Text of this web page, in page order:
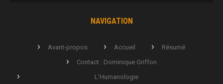
NAVIGATION
Avant-propos Accueil
Résumé
Contact : Dominique Griffon
L’Humanologie